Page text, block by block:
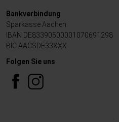
Bankverbindung
Sparkasse Aachen
IBAN DE83390500001070691298
BIC AACSDE33XXX
Folgen Sie uns